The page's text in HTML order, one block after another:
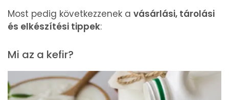
Most pedig következzenek a vásárlási, tárolási
és elkészítési tippek:
Mi az a kefir?